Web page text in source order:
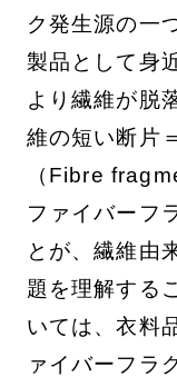
ク発生源の一
製品として身
より繊維が脱
維の短い断片
（Fibre
ファイバーフ
とが、繊維由
題を理解する
いては、衣料
ァイバーフラ